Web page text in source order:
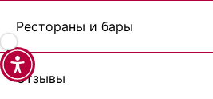
Рестораны и бары
Отзывы